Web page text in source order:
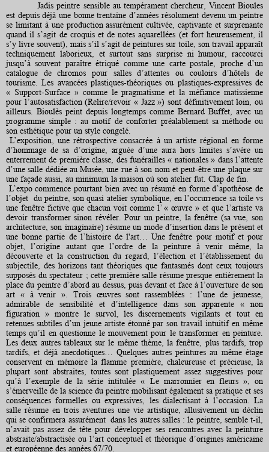
Jadis peintre sensible au tempérament chercheur, Vincent Bioules
est depuis déjà une bonne trentaine d’années résolument devenu un peintre
se limitant à une production assurément cultivée, captivante et surprenante
quand il s’agit de croquis et de notes aquarellées (et fort heureusement, il
s’y livre souvent), mais s’il s’agit de peintures sur toile, son travail apparaît
techniquement laborieux, et surtout sans surprise ni humour, raccourci
jusqu’à souvent paraître étriqué comme une carte postale, proche d’un
catalogue de chromos pour salles d’attentes ou couloirs d’hôtels de
tourisme. Les avancées plastiques-théoriques ou plastiques-expressives de
« Support-Surface » comme le pragmatisme et la méfiance matissienne
pour l’autosatisfaction (Relire/revoir « Jazz ») sont définitivement loin, ou
ailleurs. Bioulès peint depuis longtemps comme Bernard Buffet, avec un
programme simple : au motif de conforter préalablement sa méthode ou
son esthétique pour un style congelé.
L’exposition, une rétrospective consacrée à un artiste régional en forme
d’hommage de sa d’origine, arguée d’une aura hors limites s’avère un
enterrement de première classe, des funérailles « nationales » dans l’attente
d’une salle dédiée au Musée, une rue à son nom et peut-être une plaque sur
une façade aussi, au minimum la maison où son atelier fut. Clap de fin.
L’expo commence pourtant bien avec un résumé en forme d’apothéose de
l’objet du peintre, son quasi atelier symbolique, en l’occurrence sa toile vs
une fenêtre fictive que chacun voit comme l’ « œuvre » et que l’artiste va
devoir transformer sinon révéler. Pour un peintre, la fenêtre (sa vue, son
architecture, son imaginaire) résume un mode d’insertion dans le présent et
une bonne partie de l’histoire de l'art… Une fenêtre pour motif et pour
objet, l’origine autant que l’ordre de la peinture à venir même, la
découverte et la construction du regard, l’élection et l’établissement du
subjectile, des horizons tant théoriques que fantasmés dont ceux toujours
supposés du spectateur ; cette première salle résume presque entièrement la
place du peintre d’abord au dessus, puis devant et face à l’ouverture de son
art « à venir ». Trois œuvres sont rassemblées : l’une de jeunesse,
admirable de sensibilité et d’intelligence dans son apparente « non
figuration » montre le survol, les discernements vigilants et tout en
retenues subtiles d’un jeune artiste étonné par son travail intuitif en même
temps qu’il en questionne le mouvement pour le transformer en peinture.
Les deux autres tableaux sur le même thème, la fenêtre, plus tardifs, trop
tardifs, et déjà anecdotiques… Quelques autres peintures au même étage
conservent en mémoire la flamme première, chaleureuse et précieuse, la
plupart sont abstraites, toutes sont plastiquement assez suggestives pour
qu’à l’exemple de la série intitulée « Le marronnier en fleurs », on
s’émerveille de la science du peintre mobilisant également sa pratique et ses
conséquences formelles ou expressives, les dialectisant à l’occasion. La
salle résume en trois aventures une vie artistique, allusivement un déclin
qui se confirmera assurément dans les autres salles : le peintre, semble t-il,
n’avait pas assez de tête pour développer ses rencontres avec la peinture
abstraite/abstractisée ou l’art conceptuel et théorique d’origines américaine
et européenne des années 67/70.